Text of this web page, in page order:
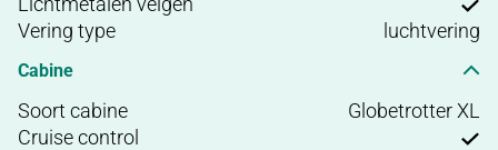
Vering type
luchtvering
Cabine
Soort cabine
Globetrotter XL
Cruise control